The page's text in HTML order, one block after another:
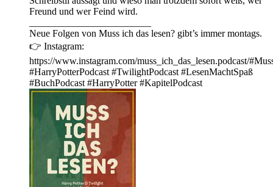
Freund und wer Feind wird.
Neue Folgen von Muss ich das lesen? gibt’s immer montags.
👉 Instagram:
https://www.instagram.com/muss_ich_das_lesen.podcast/
#HarryPotterPodcast #TwilightPodcast #LesenMachtSpaß
#BuchPodcast #HarryPotter #KapitelPodcast